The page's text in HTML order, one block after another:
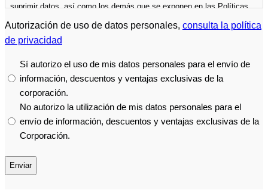
suprimir datos, así como los demás que se exponen en las Políticas
Cámara.
Autorización de uso de datos personales, consulta la política
de privacidad
Sí autorizo el uso de mis datos personales para el envío de
información, descuentos y ventajas exclusivas de la
corporación.
No autorizo ​​la utilización de mis datos personales para el
envío de información, descuentos y ventajas exclusivas de la
Corporación.